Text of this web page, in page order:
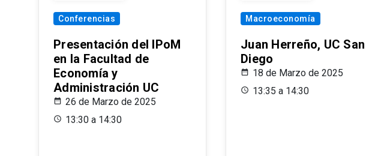
Conferencias
Presentación del IPoM
en la Facultad de
Economía y
Administración UC
26 de Marzo de 2025
13:30 a 14:30
Macroeconomía
Juan Herreño, UC San
Diego
18 de Marzo de 2025
13:35 a 14:30